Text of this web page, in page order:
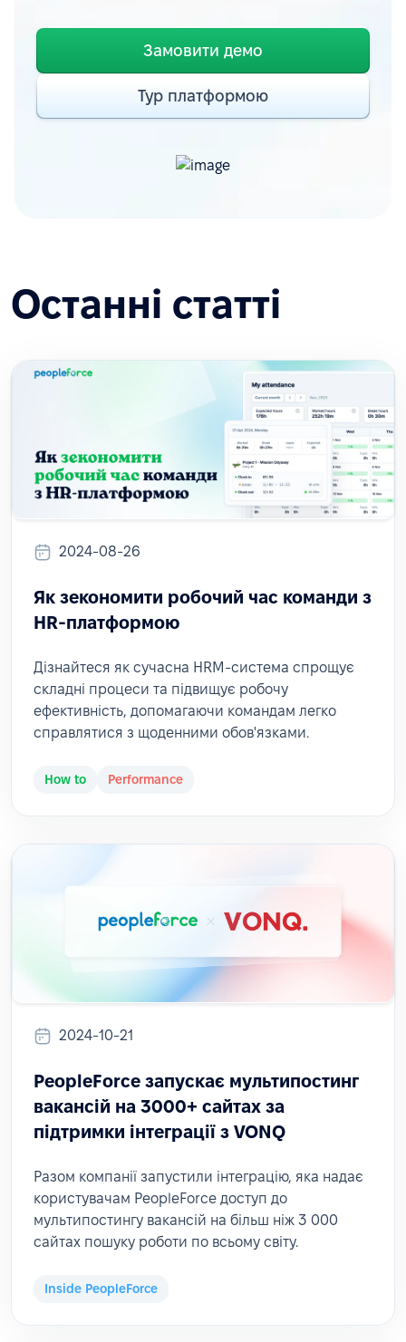
Замовити демо
Тур платформою
Останні статті
2024-08-26
Як зекономити робочий час команди з
HR-платформою
Дізнайтеся як сучасна HRM-система спрощує
складні процеси та підвищує робочу
ефективність, допомагаючи командам легко
справлятися з щоденними обов'язками.
How to Performance
2024-10-21
PeopleForce запускає мультипостинг
вакансій на 3000+ сайтах за
підтримки інтеграції з VONQ
Разом компанії запустили інтеграцію, яка надає
користувачам PeopleForce доступ до
мультипостингу вакансій на більш ніж 3 000
сайтах пошуку роботи по всьому світу.
Inside PeopleForce